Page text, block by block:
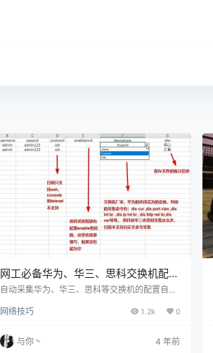
网工必备华为、华三、思科交换机配置
自动采集工具（只支持ssh）
自动采集华为、华三、思科等交换机的配置自动
息，vlan、邻居关系等等，支持win10系统。 ​ ​
网络技巧 1.2k 0
与你丶 4 年前